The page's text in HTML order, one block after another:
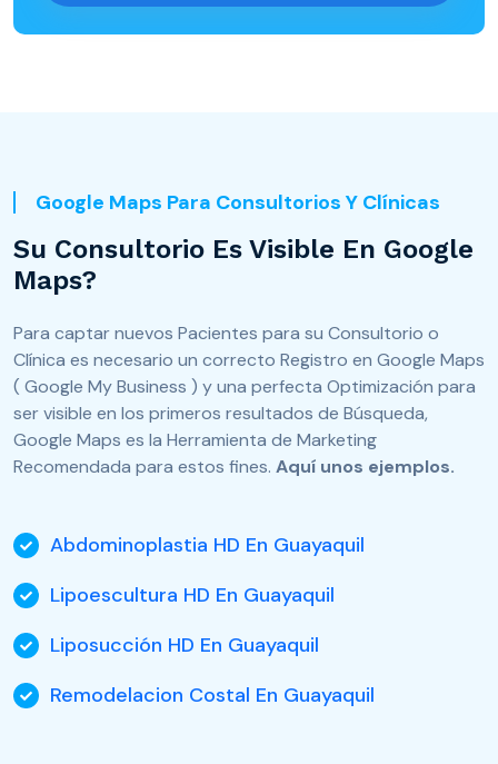
Google Maps Para Consultorios Y Clínicas
Su Consultorio Es Visible En Google
Maps?
Para captar nuevos Pacientes para su Consultorio o
Clínica es necesario un correcto Registro en Google Maps
( Google My Business ) y una perfecta Optimización para
ser visible en los primeros resultados de Búsqueda,
Google Maps es la Herramienta de Marketing
Recomendada para estos fines. Aquí unos ejemplos.
Abdominoplastia HD En Guayaquil
Lipoescultura HD En Guayaquil
Liposucción HD En Guayaquil
Remodelacion Costal En Guayaquil